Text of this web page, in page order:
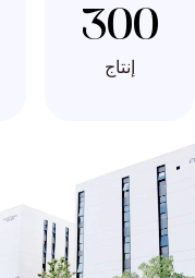
300
إنتاج